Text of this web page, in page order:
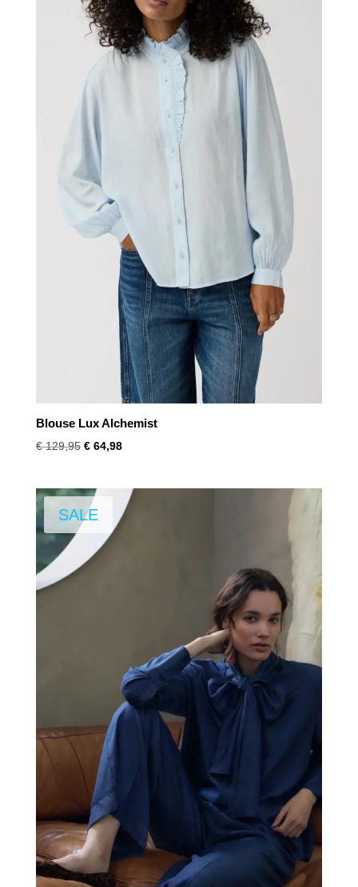
Blouse Lux Alchemist
€129,95 Oorspronkelijke
€ 129,95.
€64,98Huidige
€ 64,98.
SALE